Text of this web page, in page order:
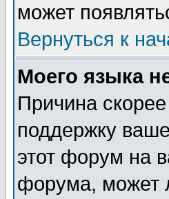
может
Вернуться к
Моего языка
Причина
поддержку
этот форум на
форума, может